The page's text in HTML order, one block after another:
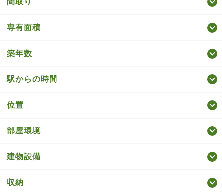
専有面積
築年数
駅からの時間
位置
部屋環境
建物設備
収納